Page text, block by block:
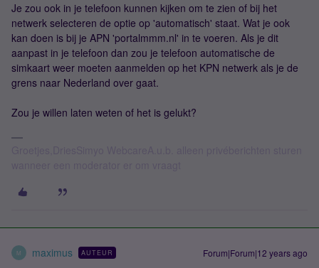
Je zou ook in je telefoon kunnen kijken om te zien of bij het
netwerk selecteren de optie op 'automatisch' staat. Wat je ook
kan doen is bij je APN 'portalmmm.nl' in te voeren. Als je dit
aanpast in je telefoon dan zou je telefoon automatische de
simkaart weer moeten aanmelden op het KPN netwerk als je de
grens naar Nederland over gaat.
Zou je willen laten weten of het is gelukt?
M maximus AUTEUR Forum|Forum|12 years ago